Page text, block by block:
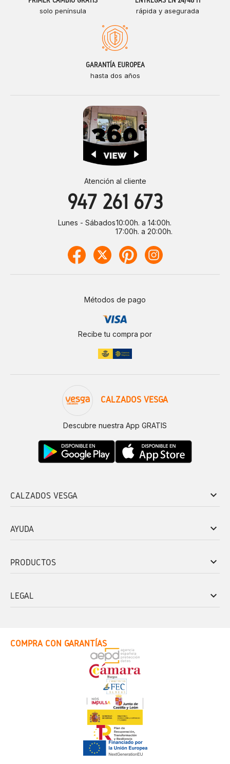
solo península rápida y asegurada
GARANTÍA EUROPEA
hasta dos años
Atención al cliente
947 261 673
Lunes - Sábados10:00h. a 14:00h.
17:00h. a 20:00h.
Métodos de pago
Recibe tu compra por
CALZADOS VESGA
Descubre nuestra App GRATIS
CALZADOS VESGA keyboard_arrow_down
AYUDA keyboard_arrow_down
PRODUCTOS keyboard_arrow_down
LEGAL keyboard_arrow_down
COMPRA CON GARANTÍAS